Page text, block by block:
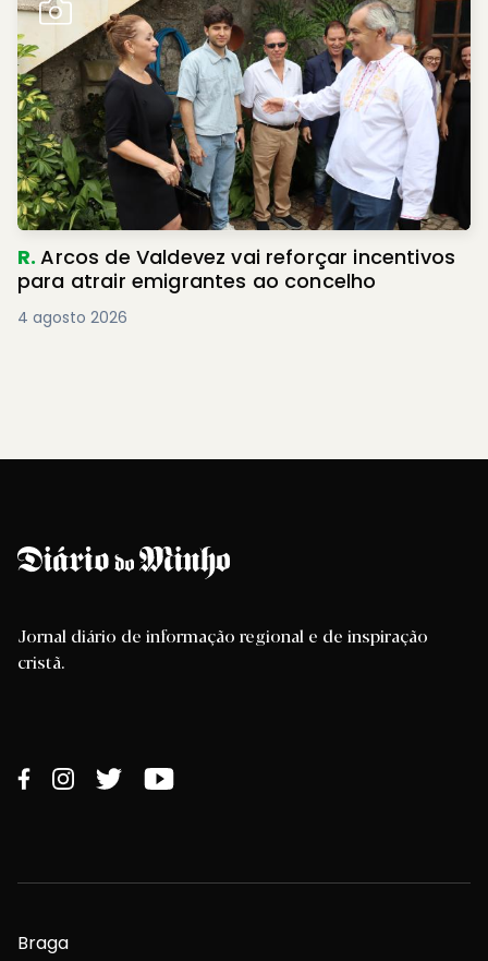
R.Arcos de Valdevez vai reforçar incentivos
para atrair emigrantes ao concelho
4 agosto 2026
Jornal diário de informação regional e de inspiração
cristã.
Braga